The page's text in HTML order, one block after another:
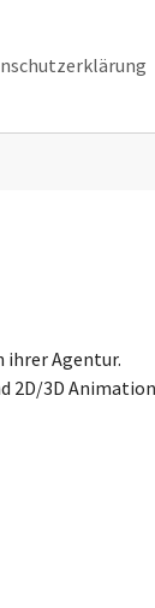
ihrer Agentur.
2D/3D